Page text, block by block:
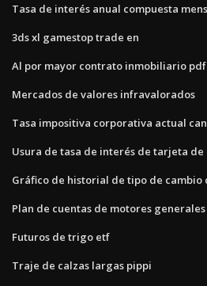
Tasa de interés anual compuesta
3ds xl gamestop trade en
Al por mayor contrato inmobiliario pdf
Mercados de valores infravalorados
Tasa impositiva corporativa actual
Usura de tasa de interés de tarjeta
Gráfico de historial de tipo de cambio
Plan de cuentas de motores generales
Futuros de trigo etf
Traje de calzas largas pippi